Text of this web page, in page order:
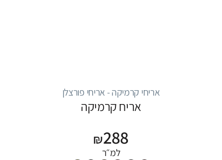
אריחי קרמיקה - אריחי פורצלן
אריח קרמיקה
₪288
למ״ר